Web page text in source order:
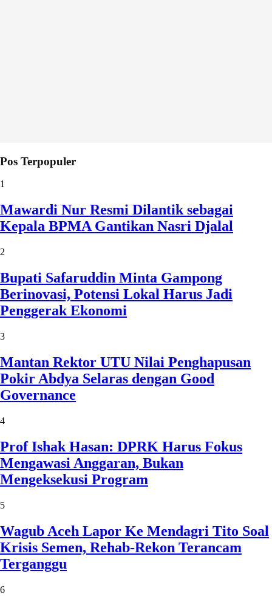
Pos Terpopuler
1
Mawardi Nur Resmi Dilantik sebagai
Kepala BPMA Gantikan Nasri Djalal
2
Bupati Safaruddin Minta Gampong
Berinovasi, Potensi Lokal Harus Jadi
Penggerak Ekonomi
3
Mantan Rektor UTU Nilai Penghapusan
Pokir Abdya Selaras dengan Good
Governance
4
Prof Ishak Hasan: DPRK Harus Fokus
Mengawasi Anggaran, Bukan
Mengeksekusi Program
5
Wagub Aceh Lapor Ke Mendagri Tito Soal
Krisis Semen, Rehab-Rekon Terancam
Terganggu
6